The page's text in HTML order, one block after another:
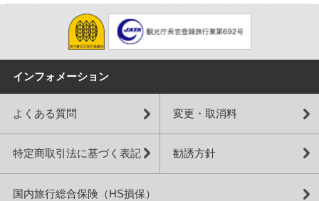
インフォメーション
よくある質問 変更・取消料
特定商取引法に基づく表記 勧誘方針
国内旅行総合保険（HS損保）